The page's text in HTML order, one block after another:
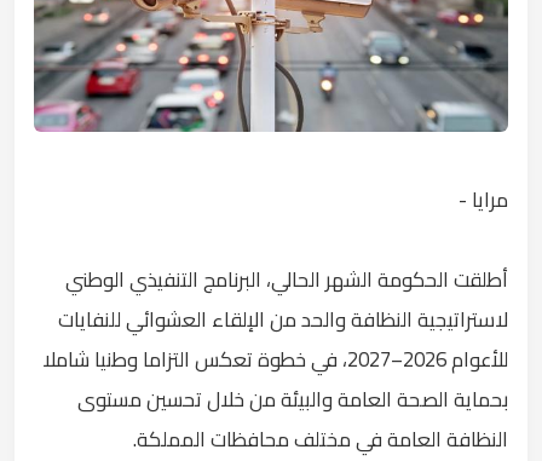
مرايا -
أطلقت الحكومة الشهر الحالي، البرنامج التنفيذي الوطني
لاستراتيجية النظافة والحد من الإلقاء العشوائي للنفايات
للأعوام 2026–2027، في خطوة تعكس التزاما وطنيا شاملا
بحماية الصحة العامة والبيئة من خلال تحسين مستوى
النظافة العامة في مختلف محافظات المملكة.